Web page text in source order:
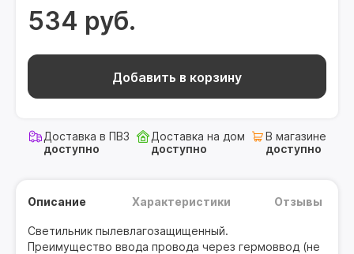
534 руб.
Добавить в корзину
Доставка в ПВЗ
доступно
Доставка на дом
доступно
В магазине
доступно
Описание
Светильник пылевлагозащищенный.
Преимущество ввода провода через гермоввод (не
Характеристики Отзывы